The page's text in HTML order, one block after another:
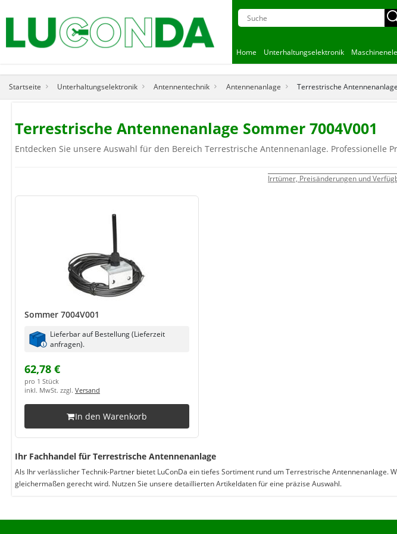
Home Unterhaltungselektronik
Startseite Unterhaltungselektronik Antennentechnik Antennenanlage Terrestrische
Terrestrische Antennenanlage Sommer 7004V001
Entdecken Sie unsere Auswahl für den Bereich Terrestrische Antennenanlage. Professionelle
Irrtümer, Preisänderungen und
Sommer 7004V001
Lieferbar auf Bestellung (Lieferzeit
anfragen).
62,78 €
pro 1 Stück
inkl. MwSt. zzgl. Versand
In den Warenkorb
Ihr Fachhandel für Terrestrische Antennenanlage
Als Ihr verlässlicher Technik-Partner bietet LuConDa ein tiefes Sortiment rund um Terrestrische
gleichermaßen gerecht wird. Nutzen Sie unsere detaillierten Artikeldaten für eine präzise Auswahl.